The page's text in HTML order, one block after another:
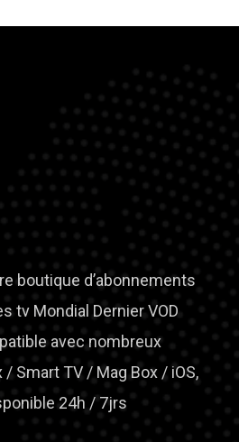
boutique d’abonnements
tv Mondial Dernier VOD
avec nombreux
Smart TV / Mag Box / iOS,
24h / 7jrs